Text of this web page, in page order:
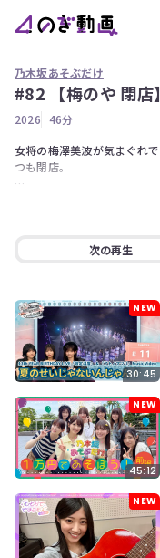
の
動
画
定
乃木坂あそぶだけ
#82 【梅のや 閉店】
2026 46分
女将の梅澤美波が気まぐれ
つも閉店。
そしてカウンターを挟んで
出演者【梅澤美波、賀喜遥
撮影協力：旬 膳 燗 はせ川
次の再生
NEW
30:45
NEW
45:12
NEW